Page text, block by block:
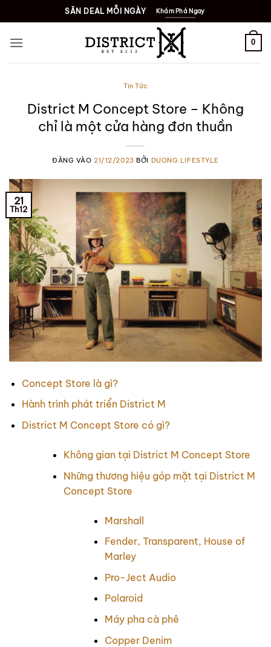
qua
nội
SĂN DEAL MỖI NGÀY Khám Phá Ngay
0
Tin Tức
District M Concept Store – Không
chỉ là một cửa hàng đơn thuần
ĐĂNG VÀO 21/12/2023 BỞI DUONG.LIFESTYLE
21
Th12
Concept Store là gì?
Hành trình phát triển District M
District M Concept Store có gì?
Không gian tại District M Concept Store
Những thương hiệu góp mặt tại District M
Concept Store
Marshall
Fender, Transparent, House of
Marley
Pro-Ject Audio
Polaroid
Máy pha cà phê
Copper Denim